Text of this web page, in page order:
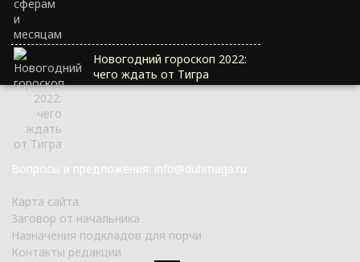
Новогодний гороскоп 2022:
чего ждать от Тигра
Вопросы и предложения: info@duhmaga.ru
Карта сайта
Заговор от начальника
Назначения подкладов для порчи
Контакты редакции